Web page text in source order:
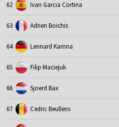
62 Ivan Garcia Cortina
63 Adrien Boichis
64 Lennard Kamna
65 Filip Maciejuk
66 Sjoerd Bax
67 Cedric Beullens